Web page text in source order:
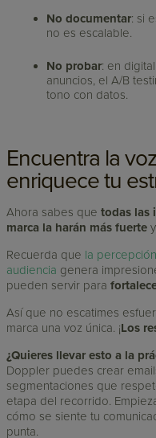
No documentar: si
no es escalable.
No probar: en
anuncios, el A/B
tono con datos.
Encuentra la
enriquece tu
Ahora sabes quetodas las
marca la harán más fuerte
Recuerda que la
audiencia genera
pueden servir para
Así que no escatimes
marca una voz única. ¡Los
¿Quieres llevar esto a la
Doppler puedes crear
segmentaciones que
etapa del recorrido.
cómo se siente tu
punta.